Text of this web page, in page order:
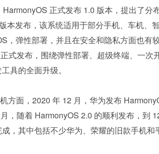
正式发布 1.0 版本，提出了
本发布，该系统适用于部分手机、车机、
，弹性部署，并且在安全和隐私方面也有
式发布，围绕弹性部署、超级终端、一
具的全面升级。
方面，2020 年 12 月，华为发布
，随着 HarmonyOS 2.0 的顺利发布，到
，其中包括不少华为、荣耀的旧款手机和